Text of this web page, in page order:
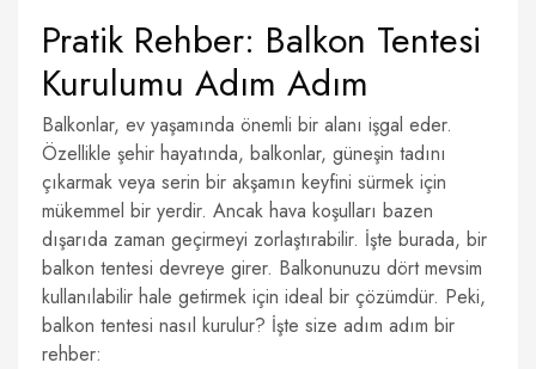
Pratik Rehber: Balkon Tentesi
Kurulumu Adım Adım
Balkonlar, ev yaşamında önemli bir alanı işgal eder.
Özellikle şehir hayatında, balkonlar, güneşin tadını
çıkarmak veya serin bir akşamın keyfini sürmek için
mükemmel bir yerdir. Ancak hava koşulları bazen
dışarıda zaman geçirmeyi zorlaştırabilir. İşte burada, bir
balkon tentesi devreye girer. Balkonunuzu dört mevsim
kullanılabilir hale getirmek için ideal bir çözümdür. Peki,
balkon tentesi nasıl kurulur? İşte size adım adım bir
rehber: